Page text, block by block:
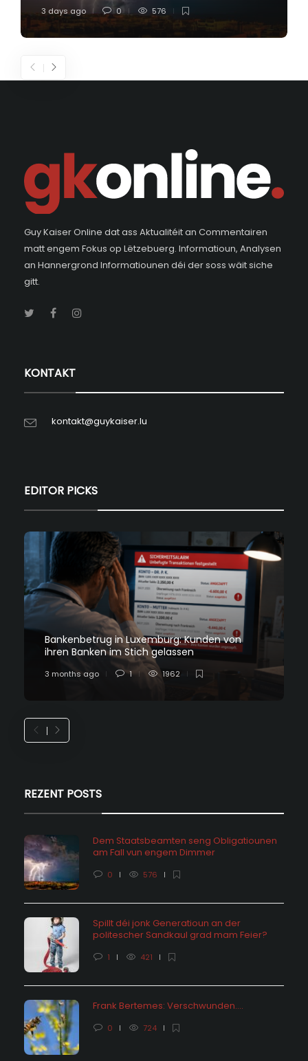
3 days ago 0 576
Guy Kaiser Online dat ass Aktualitéit an Commentairen
matt engem Fokus op Lëtzebuerg. Informatioun, Analysen
an Hannergrond Informatiounen déi der soss wäit siche
gitt.
KONTAKT
kontakt@guykaiser.lu
EDITOR PICKS
Bankenbetrug in Luxemburg: Kunden von
ihren Banken im Stich gelassen
3 months ago 1 1962
REZENT POSTS
Dem Staatsbeamten seng Obligatiounen
am Fall vun engem Dimmer
0 576
Spillt déi jonk Generatioun an der
politescher Sandkaul grad mam Feier?
1 421
Frank Bertemes: Verschwunden….
0 724